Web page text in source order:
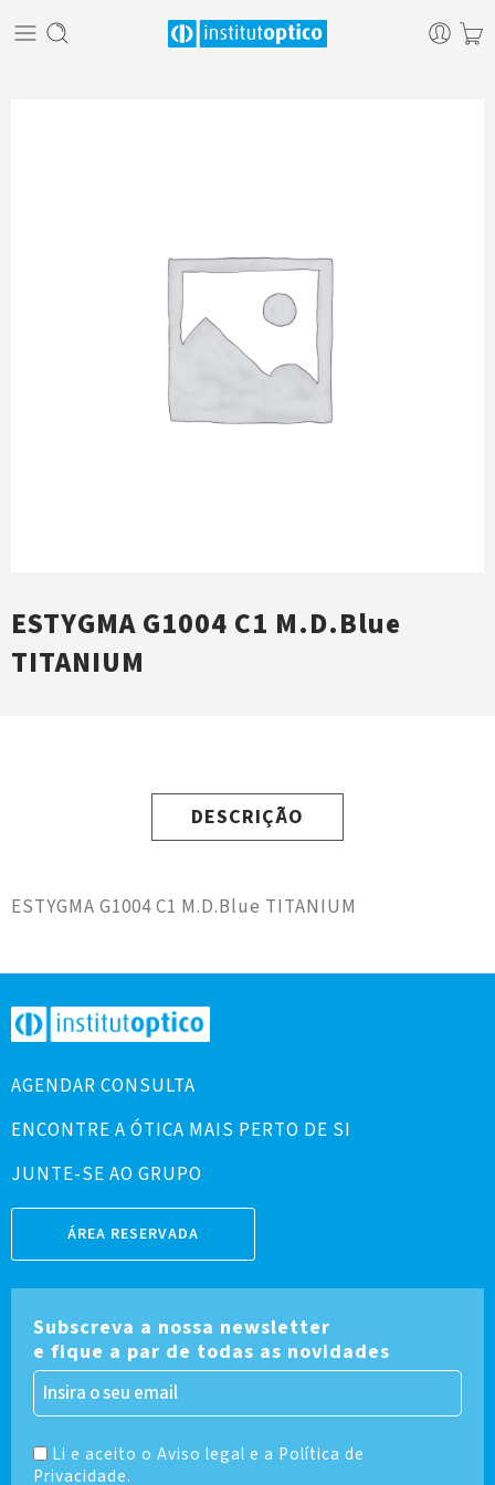
ESTYGMA G1004 C1 M.D.Blue
TITANIUM
DESCRIÇÃO
ESTYGMA G1004 C1 M.D.Blue TITANIUM
AGENDAR CONSULTA
ENCONTRE A ÓTICA MAIS PERTO DE SI
JUNTE-SE AO GRUPO
ÁREA RESERVADA
Subscreva a nossa newsletter
e fique a par de todas as novidades
Li e aceito o Aviso legal e a Política de
Privacidade.